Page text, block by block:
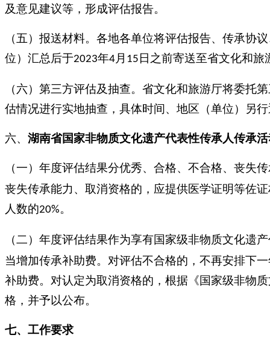
及意见建议等，形成评估报告。
（五）报送材料。各地各单位将评估报告、传承协
位）汇总后于2023年4 月 15 日之前寄送至省文化和
（六）第三方评估及抽查。省文化和旅游厅将委托
估情况进行实地抽查，具体时间、地区（单位）另
六、 湖南省国家非物质文化遗产代表性传承人传承
（一）年度评估结果分优秀、合格、不合格、丧失
丧失传承能力、取消资格的，应提供医学证明等佐
人数的20%。
（二）年度评估结果作为享有国家级非物质文化遗
当增加传承补助费。对评估不合格的，不再安排下
补助费。对认定为取消资格的，根据《国家级非物
格，并予以公布。
七、工作要求